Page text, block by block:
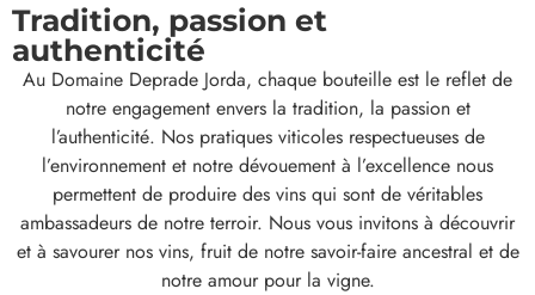
Tradition, passion et
authenticité
Au Domaine Deprade Jorda, chaque bouteille est le reflet de
notre engagement envers la tradition, la passion et
l’authenticité. Nos pratiques viticoles respectueuses de
l’environnement et notre dévouement à l’excellence nous
permettent de produire des vins qui sont de véritables
ambassadeurs de notre terroir. Nous vous invitons à découvrir
et à savourer nos vins, fruit de notre savoir-faire ancestral et de
notre amour pour la vigne.